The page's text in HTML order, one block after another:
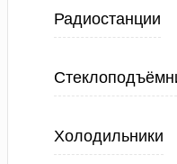
Радиостанции
Холодильники